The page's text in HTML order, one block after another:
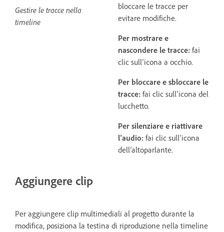
bloccare le tracce per
evitare modifiche.
Per mostrare e
nascondere le tracce: fai
clic sull’icona a occhio.
Per bloccare e sbloccare le
tracce: fai clic sull’icona del
lucchetto.
Per silenziare e riattivare
l’audio: fai clic sull’icona
dell’altoparlante.
Gestire le tracce nella
timeline
Aggiungere clip
Per aggiungere clip multimediali al progetto durante la
modifica, posiziona la testina di riproduzione nella timeline